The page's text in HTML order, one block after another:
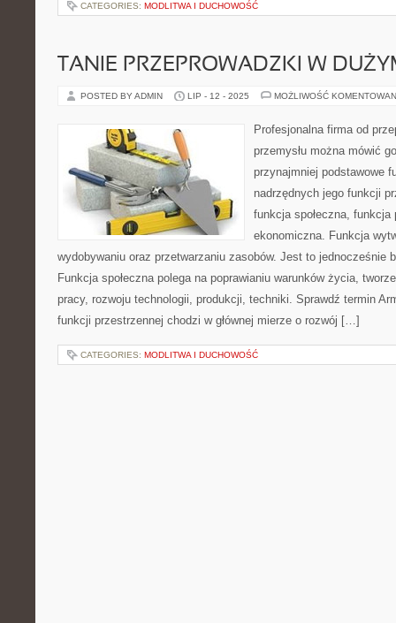
CATEGORIES: MODLITWA I DUCHOWOŚĆ
TANIE PRZEPROWADZKI W
POSTED BY ADMIN LIP - 12 - 2025 MOŻLIWOŚĆ
Profesjonalna firma od
przemysłu można mówić
przynajmniej podstawowe
nadrzędnych jego funkcji
funkcja społeczna,
ekonomiczna. Funkcja
wydobywaniu oraz przetwarzaniu zasobów. Jest to jednocześnie
Funkcja społeczna polega na poprawianiu warunków życia,
pracy, rozwoju technologii, produkcji, techniki. Sprawdź termin
funkcji przestrzennej chodzi w głównej mierze o rozwój […]
CATEGORIES: MODLITWA I DUCHOWOŚĆ